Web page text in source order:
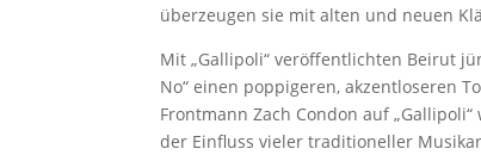
überzeugen sie mit alten und neuen
Mit „Gallipoli“ veröffentlichten Beirut
No“ einen poppigeren, akzentloseren
Frontmann Zach Condon auf
der Einfluss vieler traditioneller